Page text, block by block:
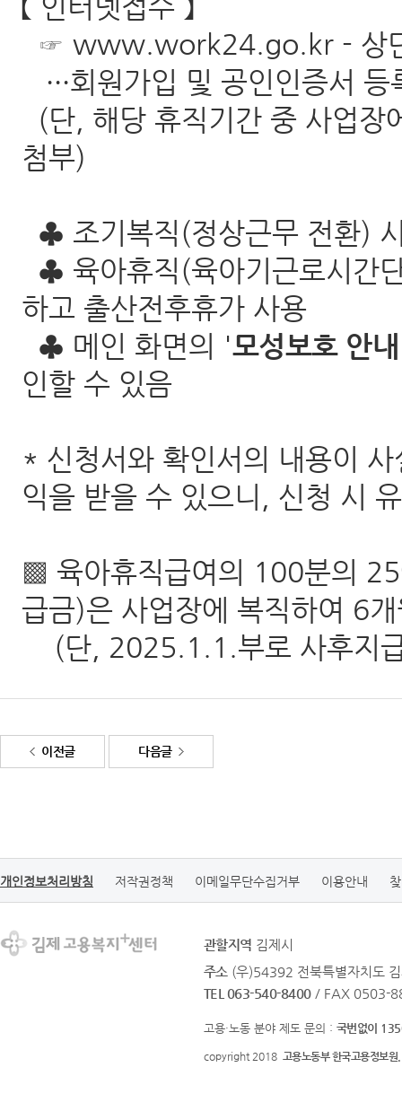
☞ www.work24.go.kr - 상
···회원가입 및 공인인증서 등
(단, 해당 휴직기간 중 사업장
첨부)
♣ 조기복직(정상근무 전환)
♣ 육아휴직(육아기근로시간
하고 출산전후휴가 사용
♣ 메인 화면의 '모성보호 안내
인할 수 있음
* 신청서와 확인서의 내용이
익을 받을 수 있으니, 신청 시
▩ 육아휴직급여의 100분의
급금)은 사업장에 복직하여 6
(단, 2025.1.1.부로 사후지
이전글 다음글
개인정보처리방침 저작권정책 이메일무단수집거부 이용안내
관할지역 김제시
주소 (우)54392 전북특별자치도
TEL 063-540-8400 / FAX 0503-
고용·노동 분야 제도 문의 : 국번없이
copyright 2018 고용노동부 한국고용정보원.